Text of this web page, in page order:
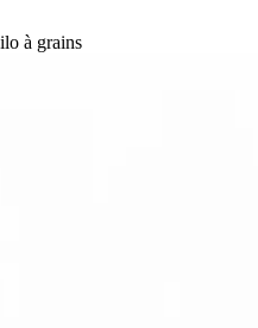
à grains